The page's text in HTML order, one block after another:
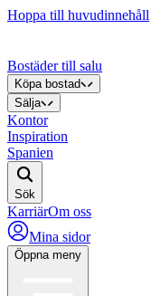
Hoppa till huvudinnehåll
Bostäder till salu
Köpa bostad
Sälja
Kontor
Inspiration
Spanien
Sök
KarriärOm oss
Mina sidor
Öppna meny